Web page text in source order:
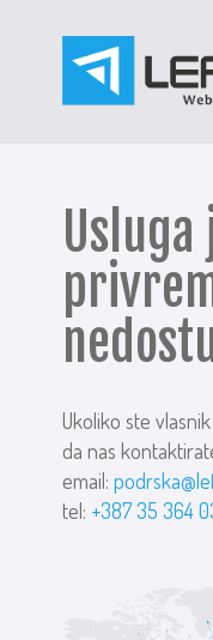
Usluga
Ukoliko ste
da nas
email:
tel: +387 35 364